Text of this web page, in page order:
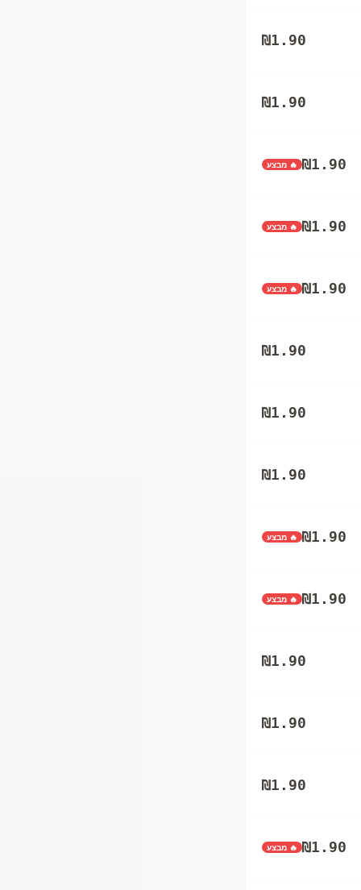
₪1.90
₪1.90
₪1.90 🔥 מבצע
₪1.90 🔥 מבצע
₪1.90 🔥 מבצע
₪1.90
₪1.90
₪1.90
₪1.90 🔥 מבצע
₪1.90 🔥 מבצע
₪1.90
₪1.90
₪1.90
₪1.90 🔥 מבצע